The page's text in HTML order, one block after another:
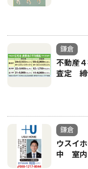
鎌倉
不動産
査定 締
鎌倉
ウスイ
中 室内